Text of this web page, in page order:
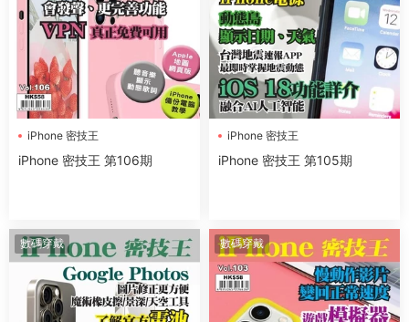
iPhone 密技王
iPhone 密技王 第106期
iPhone 密技王
iPhone 密技王 第105期
數碼穿戴 數碼穿戴